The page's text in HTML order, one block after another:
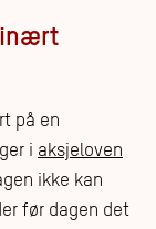
på en
i aksjeloven
ikke kan
før dagen det